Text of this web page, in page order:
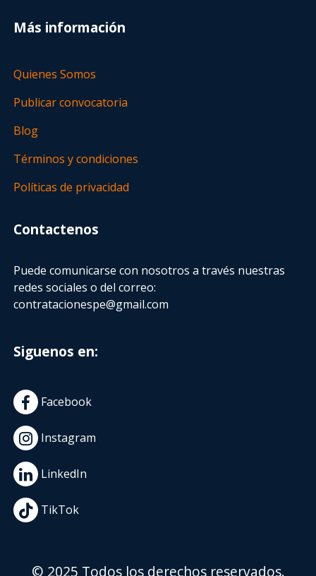
Más información
Quienes Somos
Publicar convocatoria
Blog
Términos y condiciones
Políticas de privacidad
Contactenos
Puede comunicarse con nosotros a través nuestras
redes sociales o del correo:
contratacionespe@gmail.com
Siguenos en:
Facebook
Instagram
LinkedIn
TikTok
© 2025 Todos los derechos reservados.